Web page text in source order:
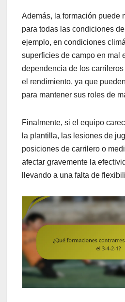
Además, la formación puede
para todas las condiciones
ejemplo, en condiciones
superficies de campo en mal
dependencia de los
el rendimiento, ya que
para mantener sus roles de
Finalmente, si el equipo
la plantilla, las lesiones de
posiciones de carrilero o
afectar gravemente la
llevando a una falta de